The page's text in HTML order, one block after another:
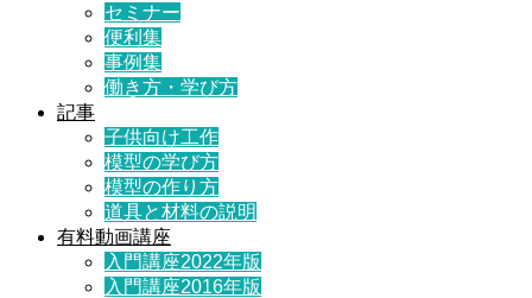
セミナー
便利集
事例集
働き方・学び方
記事
子供向け工作
模型の学び方
模型の作り方
道具と材料の説明
有料動画講座
入門講座2022年版
入門講座2016年版